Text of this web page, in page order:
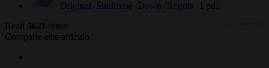
Original_Sindrome_Down_Bogota_1.pdf
Read 5621 times
Comparte este artículo